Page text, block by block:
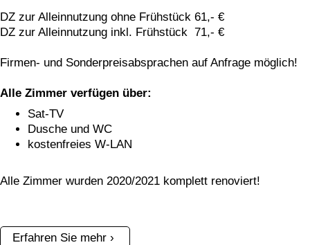
DZ zur Alleinnutzung ohne Frühstück 61,- €
DZ zur Alleinnutzung inkl. Frühstück 71,- €
Firmen- und Sonderpreisabsprachen auf Anfrage möglich!
Alle Zimmer verfügen über:
Sat-TV
Dusche und WC
kostenfreies W-LAN
Alle Zimmer wurden 2020/2021 komplett renoviert!
Erfahren Sie mehr